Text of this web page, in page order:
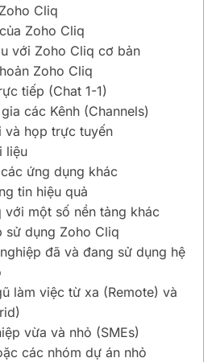
Cliq
Zoho Cliq
với Zoho Cliq cơ bản
Zoho Cliq
tiếp (Chat 1-1)
các Kênh (Channels)
và họp trực tuyến
liệu
ứng dụng khác
tin hiệu quả
với một số nền tảng khác
dụng Zoho Cliq
đã và đang sử dụng hệ
làm việc từ xa (Remote) và
vừa và nhỏ (SMEs)
các nhóm dự án nhỏ